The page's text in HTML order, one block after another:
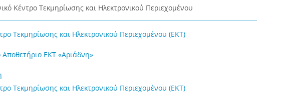
Κέντρο Τεκμηρίωσης και Ηλεκτρονικού Περιεχομένου
Τεκμηρίωσης και Ηλεκτρονικού Περιεχομένου (ΕΚΤ)
Αποθετήριο ΕΚΤ «Αριάδνη»
Τεκμηρίωσης και Ηλεκτρονικού Περιεχομένου (ΕΚΤ)